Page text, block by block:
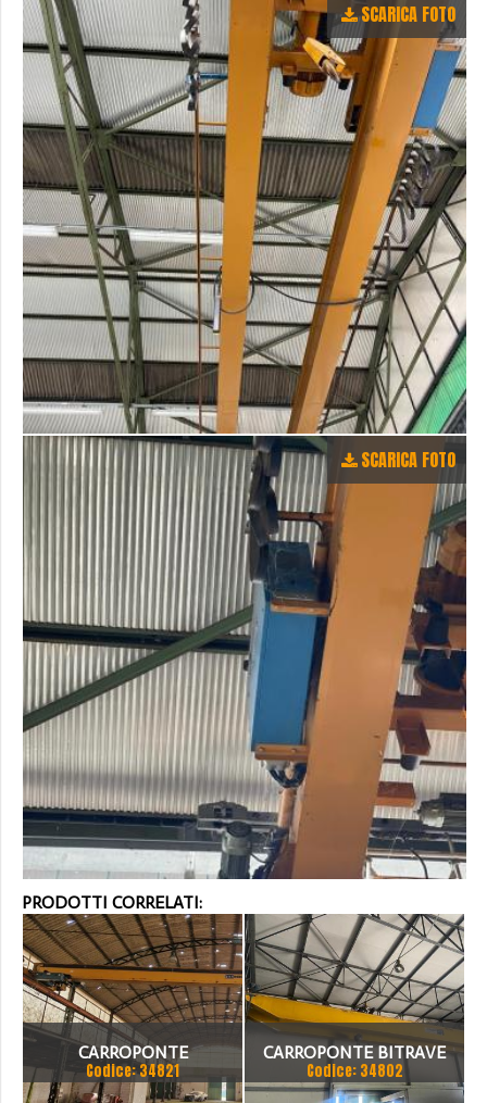
SCARICA FOTO
SCARICA FOTO
PRODOTTI CORRELATI:
CARROPONTE
MONOTRAVE DEMAG 5
Codice: 34821
CARROPONTE BITRAVE
MELONI 10 TON
Codice: 34802